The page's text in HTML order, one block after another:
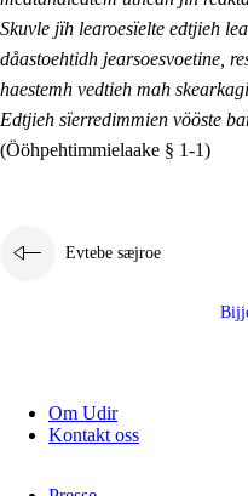
Skuvle jïh learoesïelte edtjieh
dåastoehtidh jearsoesvoetine,
haestemh vedtieh mah
Edtjieh sïerredimmien vööste
(Ööhpehtimmielaake § 1-1)
Evtebe sæjroe
Om Udir
Kontakt oss